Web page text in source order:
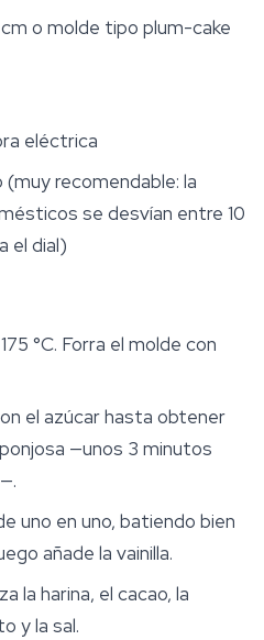
o molde tipo plum-cake
eléctrica
recomendable: la
se desvían entre 10
el dial)
°C. Forra el molde con
el azúcar hasta obtener
—unos 3 minutos
uno en uno, batiendo bien
añade la vainilla.
la harina, el cacao, la
y la sal.